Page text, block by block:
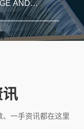
AND
IN
一手资讯都在这里